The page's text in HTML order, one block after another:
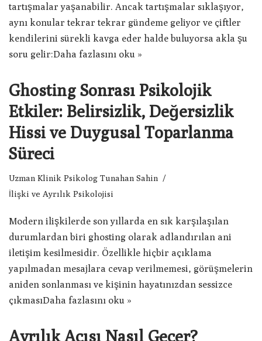
tartışmalar yaşanabilir. Ancak tartışmalar sıklaşıyor,
aynı konular tekrar tekrar gündeme geliyor ve çiftler
kendilerini sürekli kavga eder halde buluyorsa akla şu
soru gelir:Daha fazlasını oku »
Ghosting Sonrası Psikolojik
Etkiler: Belirsizlik, Değersizlik
Hissi ve Duygusal Toparlanma
Süreci
Uzman Klinik Psikolog Tunahan Sahin
İlişki ve Ayrılık Psikolojisi
Modern ilişkilerde son yıllarda en sık karşılaşılan
durumlardan biri ghosting olarak adlandırılan ani
iletişim kesilmesidir. Özellikle hiçbir açıklama
yapılmadan mesajlara cevap verilmemesi, görüşmelerin
aniden sonlanması ve kişinin hayatınızdan sessizce
çıkmasıDaha fazlasını oku »
Ayrılık Acısı Nasıl Geçer?